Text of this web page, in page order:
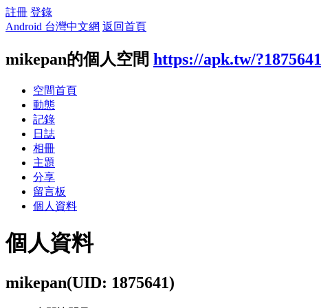
註冊 登錄
Android 台灣中文網 返回首頁
mikepan的個人空間 https://apk.tw/?1875641
空間首頁
動態
記錄
日誌
相冊
主題
分享
留言板
個人資料
個人資料
mikepan(UID: 1875641)